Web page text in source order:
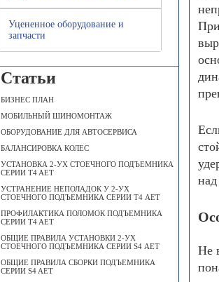
Уцененное оборудование и
запчасти
Статьи
БИЗНЕС ПЛАН
МОБИЛЬНЫЙ ШИНОМОНТАЖ
ОБОРУДОВАНИЕ ДЛЯ АВТОСЕРВИСА
БАЛАНСИРОВКА КОЛЕС
УСТАНОВКА 2-УХ СТОЕЧНОГО ПОДЪЕМНИКА
СЕРИИ T4 AET
УСТРАНЕНИЕ НЕПОЛАДОК У 2-УХ
СТОЕЧНОГО ПОДЪЕМНИКА СЕРИИ Т4 АЕТ
ПРОФИЛАКТИКА ПОЛОМОК ПОДЪЕМНИКА
СЕРИИ T4 AET
ОБЩИЕ ПРАВИЛА УСТАНОВКИ 2-УХ
СТОЕЧНОГО ПОДЪЕМНИКА СЕРИИ S4 АЕТ
ОБЩИЕ ПРАВИЛА СБОРКИ ПОДЪЕМНИКА
СЕРИИ S4 AET
Не